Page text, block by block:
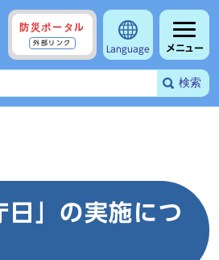
防災ポータル
外部リンク
Language メニュー
検索
日」の実施につ